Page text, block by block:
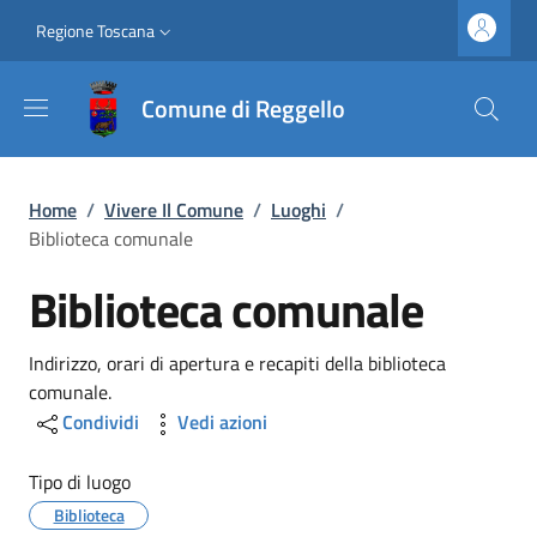
Slim top
Regione Toscana
Comune di Reggello
Briciole di pane
Home / Vivere Il Comune / Luoghi /
Biblioteca comunale
Biblioteca comunale
Dettagli
Indirizzo, orari di apertura e recapiti della biblioteca
comunale.
Condividi
Vedi azioni
Tipo di luogo
Biblioteca